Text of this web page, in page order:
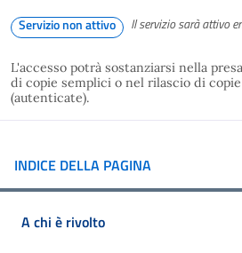
Servizio non attivo Il servizio sarà attivo
L'accesso potrà sostanziarsi nella
di copie semplici o nel rilascio di
(autenticate).
INDICE DELLA PAGINA
A chi è rivolto